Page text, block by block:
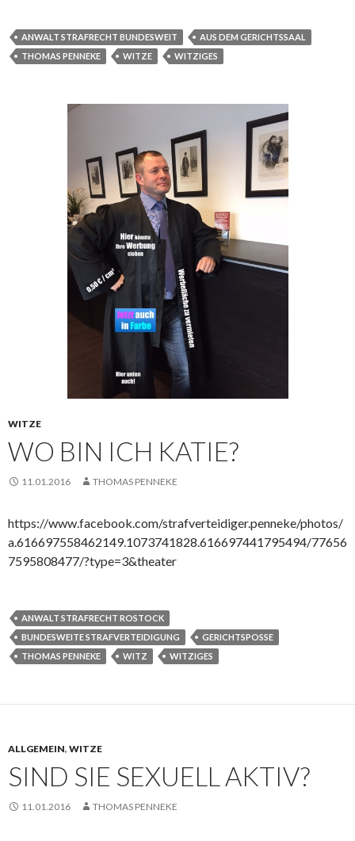
ANWALT STRAFRECHT BUNDESWEIT
AUS DEM GERICHTSSAAL
THOMAS PENNEKE
WITZE WITZIGES
WITZE
WO BIN ICH KATIE?
11.01.2016 THOMAS PENNEKE
https://www.facebook.com/strafverteidiger.penneke/photos/
a.616697558462149.1073741828.616697441795494/77656
7595808477/?type=3&theater
ANWALT STRAFRECHT ROSTOCK
BUNDESWEITE STRAFVERTEIDIGUNG
GERICHTSPOSSE
THOMAS PENNEKE
WITZ WITZIGES
ALLGEMEIN, WITZE
SIND SIE SEXUELL AKTIV?
11.01.2016 THOMAS PENNEKE